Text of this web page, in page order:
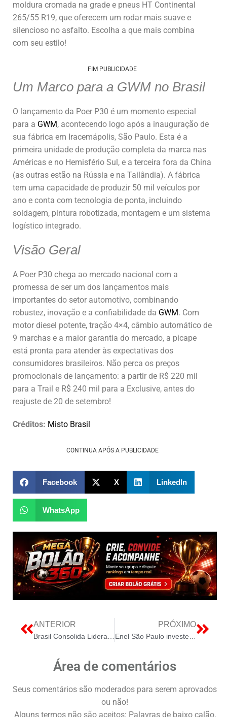
moldura cromada na grade e pneus HT Continental
265/55 R19, que oferecem um rodar mais suave e
silencioso no asfalto. Escolha a que mais combina
com seu estilo!
FIM PUBLICIDADE
Um Marco para a GWM no Brasil
O lançamento da Poer P30 é um momento especial
para a GWM, acontecendo logo após a inauguração de
sua fábrica em Iracemápolis, São Paulo. Esta é a
primeira unidade de produção completa da marca nas
Américas e no Hemisfério Sul, e a terceira fora da China
(as outras estão na Rússia e na Tailândia). A fábrica
tem uma capacidade de produzir 50 mil veículos por
ano e conta com tecnologia de ponta, incluindo
soldagem, pintura robotizada, montagem e um sistema
logístico integrado.
Visão Geral
A Poer P30 chega ao mercado nacional com a
promessa de ser um dos lançamentos mais
importantes do setor automotivo, combinando
robustez, inovação e a confiabilidade da GWM. Com
motor diesel potente, tração 4×4, câmbio automático de
9 marchas e a maior garantia do mercado, a picape
está pronta para atender às expectativas dos
consumidores brasileiros. Não perca os preços
promocionais de lançamento: a partir de R$ 220 mil
para a Trail e R$ 240 mil para a Exclusive, antes do
reajuste de 20 de setembro!
Créditos: Misto Brasil
CONTINUA APÓS A PUBLICIDADE
Facebook X LinkedIn
WhatsApp
ANTERIOR PRÓXIMO
Área de comentários
Seus comentários são moderados para serem aprovados
ou não!
Alguns termos não são aceitos: Palavras de baixo calão,